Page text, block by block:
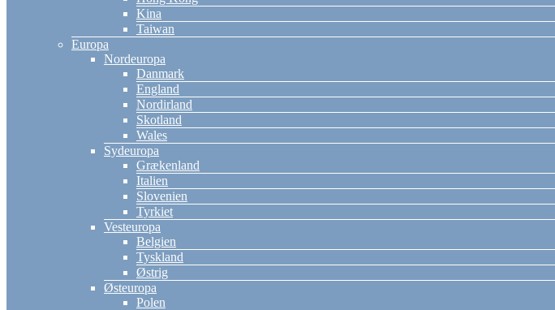
Kina
Taiwan
Europa
Nordeuropa
Danmark
England
Nordirland
Skotland
Wales
Sydeuropa
Grækenland
Italien
Slovenien
Tyrkiet
Vesteuropa
Belgien
Tyskland
Østrig
Østeuropa
Polen